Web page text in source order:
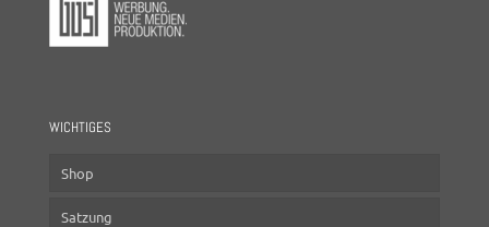
WICHTIGES
Shop
Satzung